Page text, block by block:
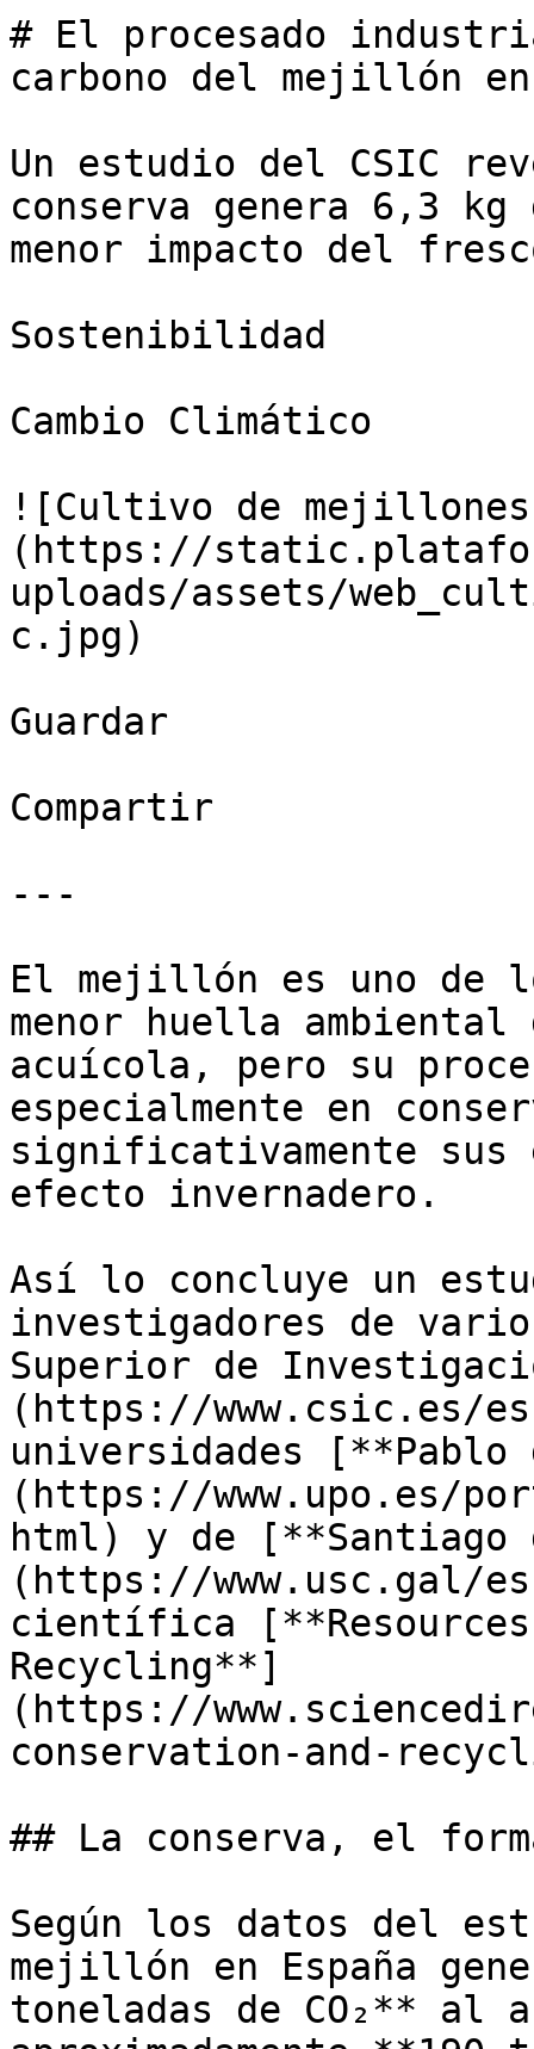
# El procesado
carbono del mejillón en
Un estudio del CSIC
conserva genera 6,3
menor impacto del
Sostenibilidad
Cambio Climático
![Cultivo de
(https://
uploads/assets/
c.jpg)
Guardar
Compartir
---
El mejillón es uno de
menor huella ambiental
acuícola, pero su
especialmente en
significativamente sus
efecto invernadero.
Así lo concluye un
investigadores de
Superior de
(https://www.csic.es/
universidades [**Pablo
(https://www.upo.es/
html) y de [**Santiago
(https://www.usc.gal/
científica
Recycling**]
(https://
conservation-and-
## La conserva, el
Según los datos del
mejillón en España
toneladas de CO₂** al